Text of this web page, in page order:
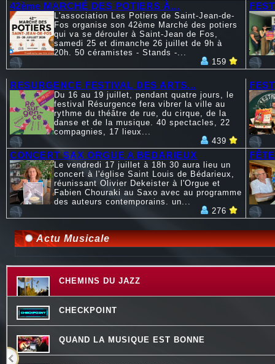
42ème MARCHÉ DES POTIERS À...
L'association Les Potiers de Saint-Jean-de-
Fos organise son 42ème Marché des potiers
qui va se dérouler à Saint-Jean de Fos,
samedi 25 et dimanche 26 juillet de 9h à
20h. 50 céramistes - Stands -...
159
RESURGENCE FESTIVAL DES ARTS...
Du 16 au 19 juillet, pendant quatre jours, le
festival Résurgence fera vibrer la ville au
rythme du théâtre de rue, du cirque, de la
danse et de la musique. 40 spectacles, 22
compagnies, 17 lieux...
439
CONCERT SAX ORGUE A BEDARIEUX
Le vendredi 17 juillet à 18h 30 aura lieu un
concert à l'église Saint Louis de Bédarieux,
réunissant Olivier Dekeister à l'Orgue et
Fabien Chouraki au Saxo avec au programme
des auteurs contemporains. un...
276
Actu Musicale
CHEMINS DU JAZZ
CHECKPOINT
QUAND LA MUSIQUE EST BONNE